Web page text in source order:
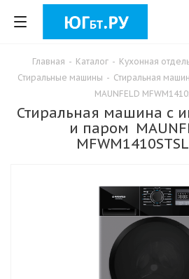
Главная - Каталог - Кухонная
Стиральные машины - Стиральная
MAUNFELD
Стиральная машина c
и паром